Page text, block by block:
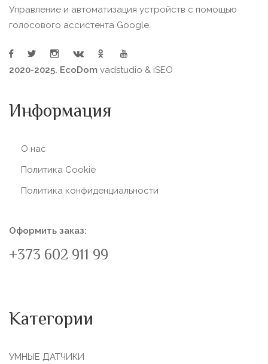
Управление и автоматизация устройств с помощью
голосового ассистента Google.
2020-2025. EcoDom vadstudio & iSEO
Информация
О нас
Политика Сookie
Политика конфиденциальности
Оформить заказ:
+373 602 911 99
Категории
УМНЫЕ ДАТЧИКИ